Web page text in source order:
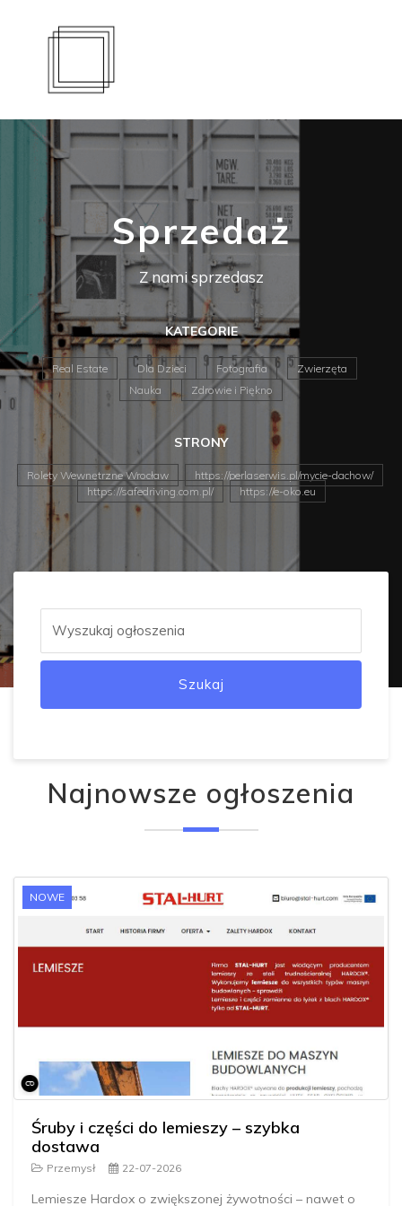
Sprzedaż
Z nami sprzedasz
KATEGORIE
Real Estate Dla Dzieci Fotografia
Zwierzęta
Nauka
Zdrowie i Piękno
STRONY
Rolety Wewnętrzne Wrocław
https://perlaserwis.pl/mycie-dachow/
https://safedriving.com.pl/
https://e-oko.eu
Szukaj
Najnowsze ogłoszenia
NOWE
Śruby i części do lemieszy – szybka
dostawa
Przemysł 22-07-2026
Lemiesze Hardox o zwiększonej żywotności – nawet o